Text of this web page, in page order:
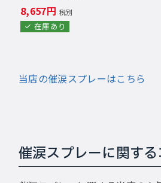
8,657円 税別
在庫あり
当店の催涙スプレーはこちら
催涙スプレーに関す